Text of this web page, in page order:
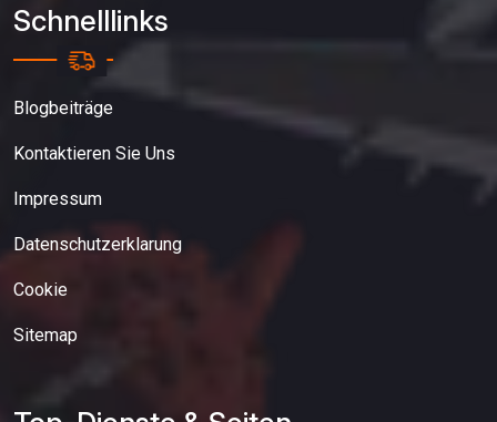
Schnelllinks
Blogbeiträge
Kontaktieren Sie Uns
Impressum
Datenschutzerklarung
Cookie
Sitemap